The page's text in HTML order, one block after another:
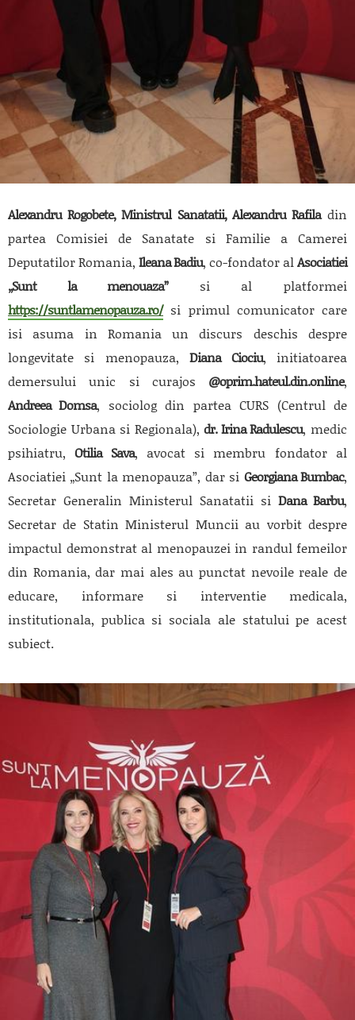
Alexandru Rogobete, Ministrul Sanatatii, Alexandru Rafiladin
partea Comisiei de Sanatate si Familie a Camerei
Deputatilor Romania, Ileana Badiu, co-fondator alAsociatiei
„Sunt la menouaza”si al platformei
https://suntlamenopauza.ro/si primul comunicator care
isi asuma in Romania un discurs deschis despre
longevitate si menopauza,Diana Ciociu, initiatoarea
demersului unic si curajos @oprim.hateul.din.online,
Andreea Domsa, sociolog din partea CURS (Centrul de
Sociologie Urbana si Regionala),dr. Irina Radulescu, medic
psihiatru,Otilia Sava, avocat si membru fondator al
Asociatiei „Sunt la menopauza”, dar si Georgiana Bumbac,
Secretar Generalin Ministerul Sanatatii si Dana Barbu,
Secretar de Statin Ministerul Muncii au vorbit despre
impactul demonstrat al menopauzei in randul femeilor
din Romania, dar mai ales au punctat nevoile reale de
educare, informare si interventie medicala,
institutionala, publica si sociala ale statului pe acest
subiect.